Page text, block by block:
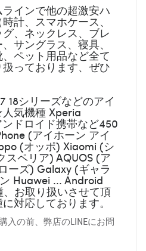
インで他の超激安ハ
計、スマホケース、
、ネックレス、ブレ
サングラス、寝具、
ペット用品など全て
っております、ぜひ
18シリーズなどのアイ
気機種 Xperia
ドロイド携帯など450
(アイホーン アイ
(オッポ) Xiaomi (シ
スペリア) AQUOS (ア
ーズ) Galaxy (ギャラ
Huawei ... Android
お取り扱いさせて頂
対応しております。
入の前、弊店のLINEにお問